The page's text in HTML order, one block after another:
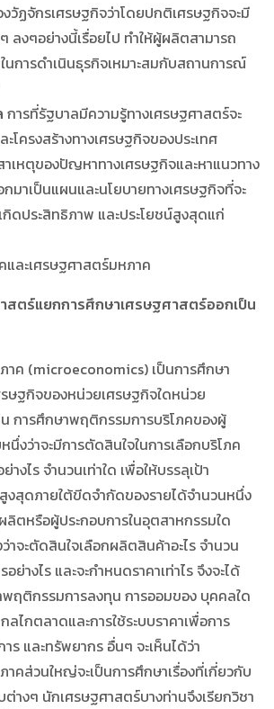
วัฏจักรเศรษฐกิจว่าโดยปกติเศรษฐกิจจะมี
ลงๆอย่างนี้เรื่อยไป ทำให้ผู้ผลิตสามารถ
นการดำเนินธุรกิจเหมาะสมกับสถานการณ์
การที่รัฐบาลมีความรู้ทางเศรษฐศาสตร์จะ
ะโครงสร้างทางเศรษฐกิจของประเทศ
าเหตุของปัญหาทางเศรษฐกิจและหาแนวทาง
มาเป็นแผนและนโยบายทางเศรษฐกิจที่จะ
ดประสิทธิภาพ และประโยชน์สูงสุดแก่
และเศรษฐศาสตร์มหภาค
สตร์แยกการศึกษาเศรษฐศาสตร์ออกเป็น
าค (microeconomics) เป็นการศึกษา
ษฐกิจของหน่วยเศรษฐกิจใดหน่วย
การศึกษาพฤติกรรมการบริโภคของผู้
นึ่งว่าจะมีการตัดสินใจในการเลือกบริโภค
างไร จำนวนเท่าใด เพื่อให้บรรลุเป้า
งสุดภายใต้ขีดจำกัดของรายได้จำนวนหนึ่ง
ตหรือผู้ประกอบการในอุตสาหกรรมใด
าจะตัดสินใจเลือกผลิตสินค้าอะไร จำนวน
อย่างไร และจะกำหนดราคาเท่าไร จึงจะได้
ฤติกรรมการลงทุน การออมของ บุคคลใด
ไกตลาดและการใช้ระบบราคาเพื่อการ
ร และทรัพยากร อื่นๆ จะเห็นได้ว่า
าคส่วนใหญ่จะเป็นการศึกษาเรื่องที่เกี่ยวกับ
างๆ นักเศรษฐศาสตร์บางท่านจึงเรียกวิชา